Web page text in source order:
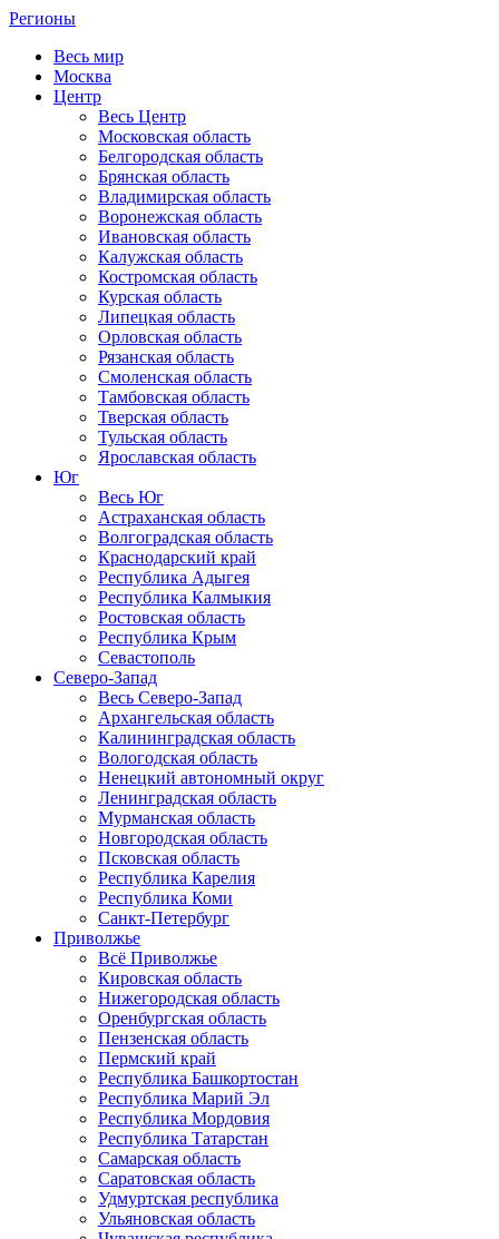
Регионы
Весь мир
Москва
Центр
Весь Центр
Московская область
Белгородская область
Брянская область
Владимирская область
Воронежская область
Ивановская область
Калужская область
Костромская область
Курская область
Липецкая область
Орловская область
Рязанская область
Смоленская область
Тамбовская область
Тверская область
Тульская область
Ярославская область
Юг
Весь Юг
Астраханская область
Волгоградская область
Краснодарский край
Республика Адыгея
Республика Калмыкия
Ростовская область
Республика Крым
Севастополь
Северо-Запад
Весь Северо-Запад
Архангельская область
Калининградская область
Вологодская область
Ненецкий автономный округ
Ленинградская область
Мурманская область
Новгородская область
Псковская область
Республика Карелия
Республика Коми
Санкт-Петербург
Приволжье
Всё Приволжье
Кировская область
Нижегородская область
Оренбургская область
Пензенская область
Пермский край
Республика Башкортостан
Республика Марий Эл
Республика Мордовия
Республика Татарстан
Самарская область
Саратовская область
Удмуртская республика
Ульяновская область